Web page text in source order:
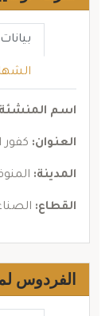
اسم
العنوان: كفور
المدينة:
القطاع:
الفردوس